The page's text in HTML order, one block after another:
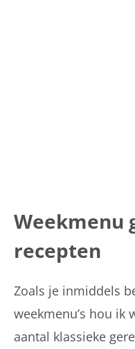
Weekmenu
recepten
Zoals je inmiddels
weekmenu’s hou ik
aantal klassieke